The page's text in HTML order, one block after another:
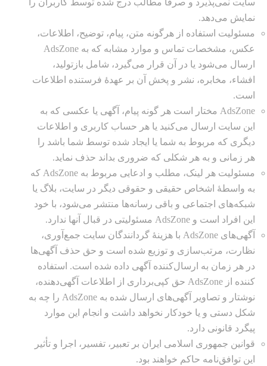
سایت نمی‌پذیرد و صرفاً مطالب درج شده توسط کاربران را
نمایش می‌دهد.
مسئولیت استفاده از هرگونه متن، پیام، توضیح، اطلاعات،
عکس، مشخصات تماس و موارد مشابه که به AdsZone
ارسال می‌شود یا در آن قرار می‌گیرد، شامل بازتولید،
افشاء، مخابره، نشر و پخش آن بر عهدهٔ فرستنده اطلاعات
است.
AdsZone مختار است هر گونه پیام، آگهی یا عکسی که به
این سایت ارسال می‌کنید یا هر حساب کاربری و اطلاعات
دیگری که مربوط به شما یا ایجاد شده توسط شما باشد را
هر زمانی و به هر شکلی که ضروری بداند حذف نماید.
مسئولیت هر لینک، مطلب و ادعایی مربوط به AdsZone که
به واسطه‌ٔ اشخاص حقیقی و حقوقی دیگر در سایت، بلاگ یا
شبکه‌های اجتماعی و باقی رسانه‌ها منتشر می‌شود، با خود
این افراد است و AdsZone مسئولیتی در قبال آنها ندارد.
آگهی‌های AdsZone با هزینه‌ٔ گردانندگان سایت جمع‌آوری،
نظارت، مرتب‌سازی و توزیع شده است و حق حذف آگهی‌ها
در هر زمان به ارسال‌کننده آگهی داده شده است. استفاده
کننده از AdsZone حق کپی‌برداری از اطلاعات آگهی‌دهنده،
نوشتار و تصاویر آگهی‌های ارسال شده به AdsZone را چه به
شکل دستی و یا خودکار نخواهد داشت و انجام این موارد
پیگرد قانونی دارد.
قوانین جمهوری اسلامی ایران بر تعبیر، تفسیر، اجرا و تأثیر
این توافق‌نامه حاکم خواهند بود.